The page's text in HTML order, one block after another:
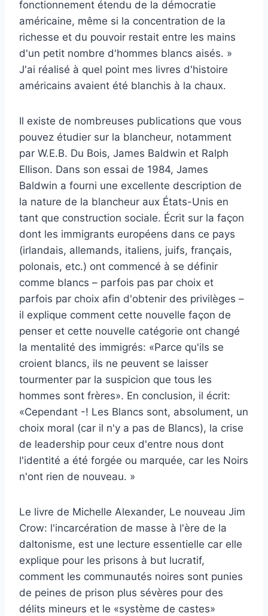
fonctionnement étendu de la démocratie
américaine, même si la concentration de la
richesse et du pouvoir restait entre les mains
d'un petit nombre d'hommes blancs aisés. »
J'ai réalisé à quel point mes livres d'histoire
américains avaient été blanchis à la chaux.
Il existe de nombreuses publications que vous
pouvez étudier sur la blancheur, notamment
par W.E.B. Du Bois, James Baldwin et Ralph
Ellison. Dans son essai de 1984, James
Baldwin a fourni une excellente description de
la nature de la blancheur aux États-Unis en
tant que construction sociale. Écrit sur la façon
dont les immigrants européens dans ce pays
(irlandais, allemands, italiens, juifs, français,
polonais, etc.) ont commencé à se définir
comme blancs – parfois pas par choix et
parfois par choix afin d'obtenir des privilèges –
il explique comment cette nouvelle façon de
penser et cette nouvelle catégorie ont changé
la mentalité des immigrés: «Parce qu'ils se
croient blancs, ils ne peuvent se laisser
tourmenter par la suspicion que tous les
hommes sont frères». En conclusion, il écrit:
«Cependant -! Les Blancs sont, absolument, un
choix moral (car il n'y a pas de Blancs), la crise
de leadership pour ceux d'entre nous dont
l'identité a été forgée ou marquée, car les Noirs
n'ont rien de nouveau. »
Le livre de Michelle Alexander, Le nouveau Jim
Crow: l'incarcération de masse à l'ère de la
daltonisme, est une lecture essentielle car elle
explique pour les prisons à but lucratif,
comment les communautés noires sont punies
de peines de prison plus sévères pour des
délits mineurs et le «système de castes»